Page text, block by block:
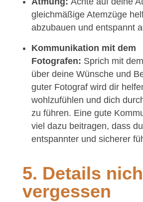
gleichmäßige Atemzüge
abzubauen und entspannt
Kommunikation mit dem
Fotografen: Sprich mit
über deine Wünsche und
guter Fotograf wird dir
wohlzufühlen und dich
zu führen. Eine gute
viel dazu beitragen, dass
entspannter und sicherer
5. Details
vergessen